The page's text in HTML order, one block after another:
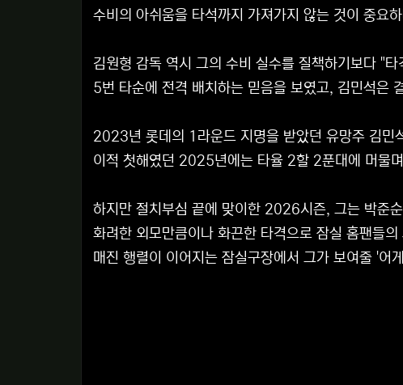
수비의 아쉬움을 타석까지 가져가지 않는 것이 중요
김원형 감독 역시 그의 수비 실수를 질책하기보다 "
5번 타순에 전격 배치하는 믿음을 보였고, 김민석은
2023년 롯데의 1라운드 지명을 받았던 유망주 김
이적 첫해였던 2025년에는 타율 2할 2푼대에 머물
하지만 절치부심 끝에 맞이한 2026시즌, 그는 박준
화려한 외모만큼이나 화끈한 타격으로 잠실 홈팬들
매진 행렬이 이어지는 잠실구장에서 그가 보여줄 '